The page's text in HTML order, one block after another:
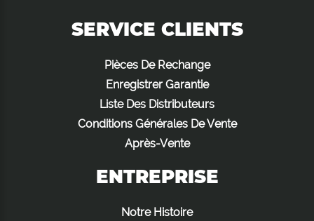
SERVICE CLIENTS
Pièces De Rechange
Enregistrer Garantie
Liste Des Distributeurs
Conditions Générales De Vente
Après-Vente
ENTREPRISE
Notre Histoire